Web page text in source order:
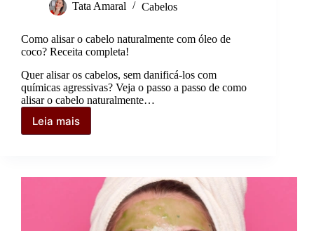
Tata Amaral Cabelos
Como alisar o cabelo naturalmente com óleo de
coco? Receita completa!
Quer alisar os cabelos, sem danificá-los com
químicas agressivas? Veja o passo a passo de como
alisar o cabelo naturalmente…
Leia mais
Como
naturalmente